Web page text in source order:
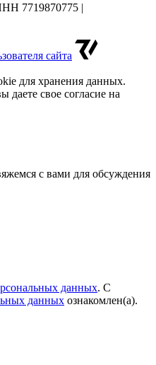
7719870775 |
сайта
для хранения данных.
даете свое согласие на
с вами для обсуждения
данных. С
данных ознакомлен(а).